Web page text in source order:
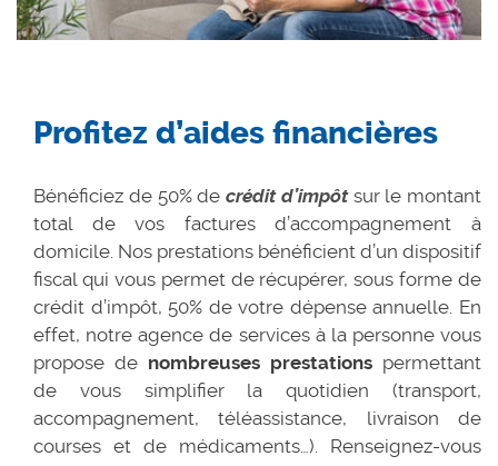
Profitez d’aides financières
Bénéficiez de 50% de crédit d’impôtsur le montant
total de vos factures d’accompagnement à
domicile. Nos prestations bénéficient d’un dispositif
fiscal qui vous permet de récupérer, sous forme de
crédit d’impôt, 50% de votre dépense annuelle. En
effet, notre agence de services à la personne vous
propose de nombreuses prestations permettant
de vous simplifier la quotidien (transport,
accompagnement, téléassistance, livraison de
courses et de médicaments…). Renseignez-vous